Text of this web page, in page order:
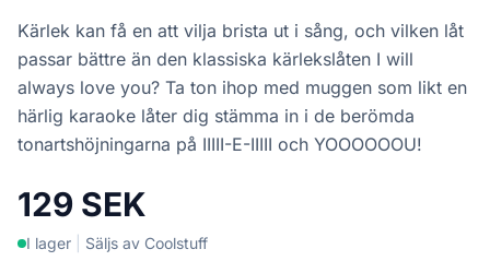
Kärlek kan få en att vilja brista ut i sång, och vilken låt
passar bättre än den klassiska kärlekslåten I will
always love you? Ta ton ihop med muggen som likt en
härlig karaoke låter dig stämma in i de berömda
tonartshöjningarna på IIIII-E-IIIII och YOOOOOOU!
129 SEK
I lager Säljs av Coolstuff